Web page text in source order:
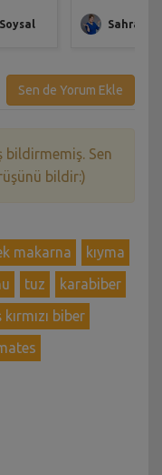
Sahrap
Sen de Yorum Ekle
bildirmemiş. Sen
bildir:)
makarna
kıyma
tuz
karabiber
biber